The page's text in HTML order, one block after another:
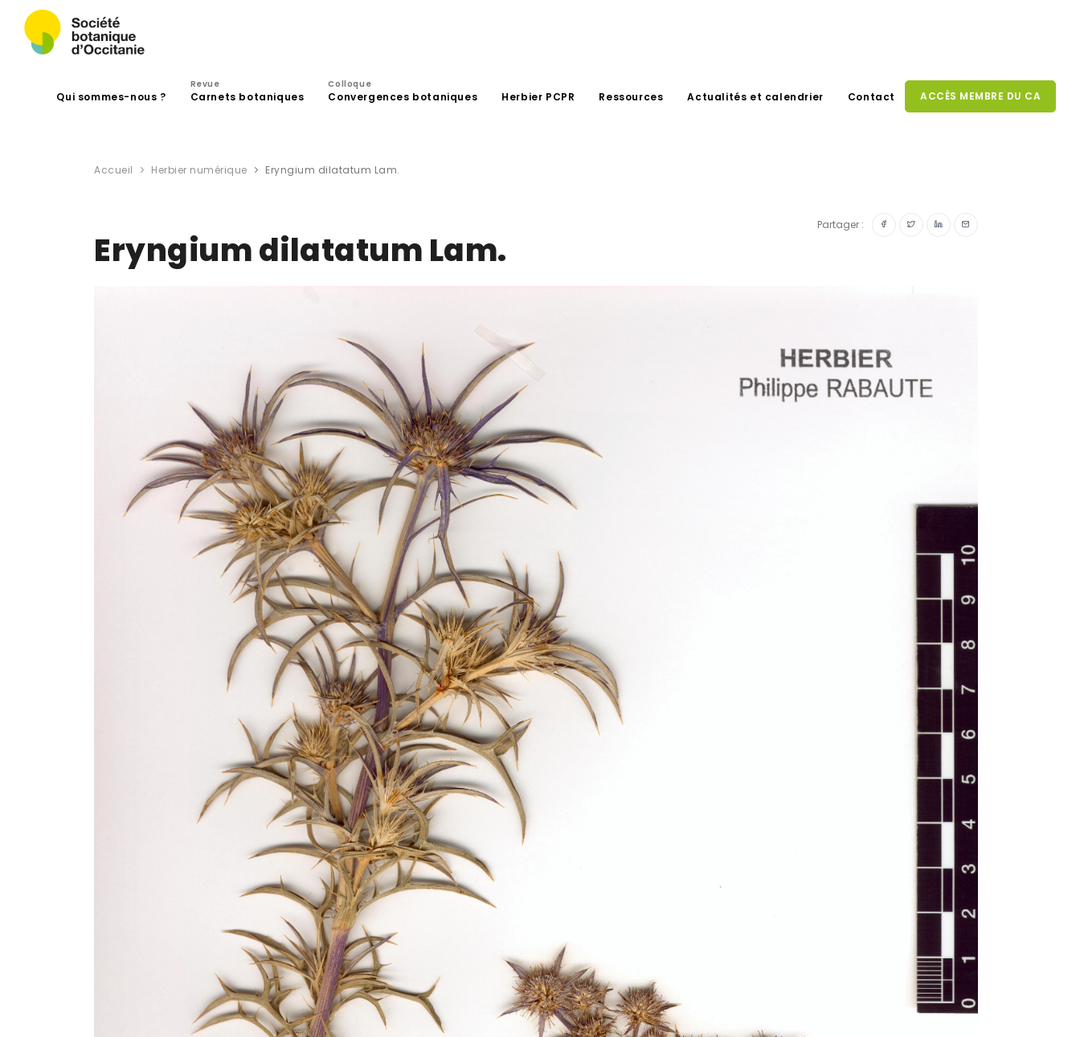
Qui sommes-nous ?
Revue
Carnets botaniques
Colloque
Convergences botaniques Herbier PCPR Ressources Actualités et calendrier Contact ACCÈS MEMBRE DU CA
Accueil Herbier numérique Eryngium dilatatum Lam.
Partager :
Eryngium dilatatum Lam.